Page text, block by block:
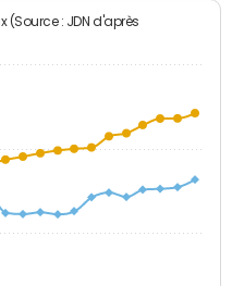
(Source : JDN d'après